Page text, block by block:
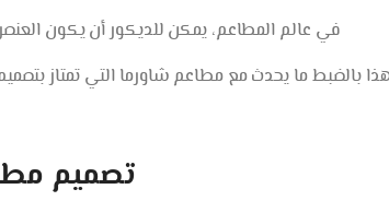
في عالم المطاعم، يمكن للديكور أن يكون
بالضبط ما يحدث مع مطاعم شاورما التي تمتاز
تصميم